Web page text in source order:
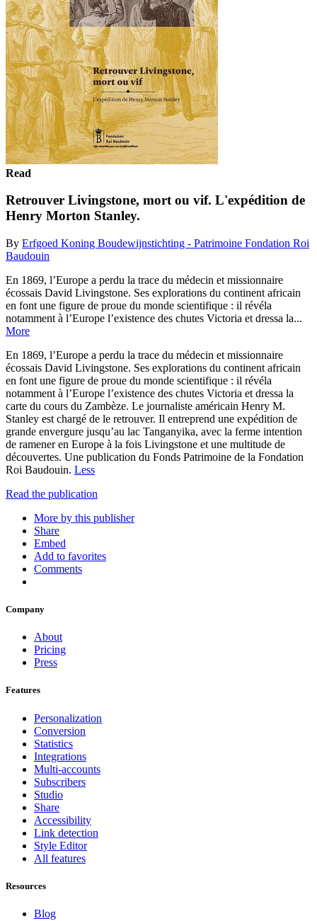
Read
Retrouver Livingstone, mort ou vif. L'expédition de
Henry Morton Stanley.
By Erfgoed Koning Boudewijnstichting - Patrimoine Fondation Roi
Baudouin
En 1869, l’Europe a perdu la trace du médecin et missionnaire
écossais David Livingstone. Ses explorations du continent africain
en font une figure de proue du monde scientifique : il révéla
notamment à l’Europe l’existence des chutes Victoria et dressa la...
More
En 1869, l’Europe a perdu la trace du médecin et missionnaire
écossais David Livingstone. Ses explorations du continent africain
en font une figure de proue du monde scientifique : il révéla
notamment à l’Europe l’existence des chutes Victoria et dressa la
carte du cours du Zambèze. Le journaliste américain Henry M.
Stanley est chargé de le retrouver. Il entreprend une expédition de
grande envergure jusqu’au lac Tanganyika, avec la ferme intention
de ramener en Europe à la fois Livingstone et une multitude de
découvertes. Une publication du Fonds Patrimoine de la Fondation
Roi Baudouin. Less
Read the publication
More by this publisher
Share
Embed
Add to favorites
Comments
Company
About
Pricing
Press
Features
Personalization
Conversion
Statistics
Integrations
Multi-accounts
Subscribers
Studio
Share
Accessibility
Link detection
Style Editor
All features
Resources
Blog